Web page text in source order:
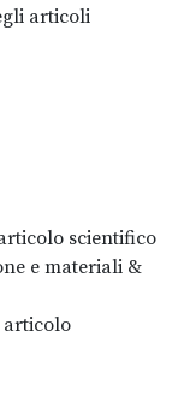
articoli
scientifico
e materiali &
articolo